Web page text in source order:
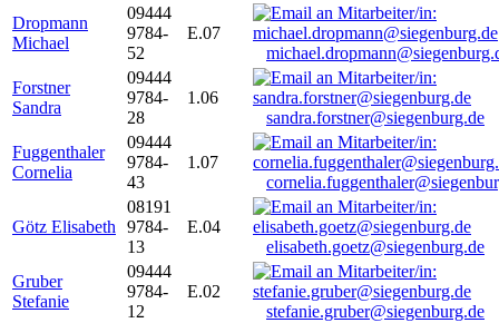
Dropmann
Michael
09444
9784-
52
E.07
Forstner
Sandra
09444
9784-
28
1.06
sandra.forstner@siegenburg.de
Fuggenthaler
Cornelia
09444
9784-
43
1.07
Götz Elisabeth
08191
9784-
13
E.04
elisabeth.goetz@siegenburg.de
Gruber
Stefanie
09444
9784-
12
E.02
stefanie.gruber@siegenburg.de